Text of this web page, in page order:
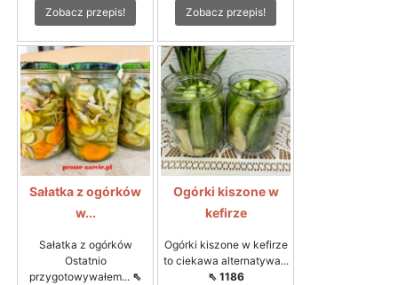
Zobacz przepis! Zobacz przepis!
Sałatka z ogórków
w...
Sałatka z ogórków
Ostatnio
przygotowywałem... ⇖
Ogórki kiszone w
kefirze
Ogórki kiszone w kefirze
to ciekawa alternatywa...
⇖ 1186